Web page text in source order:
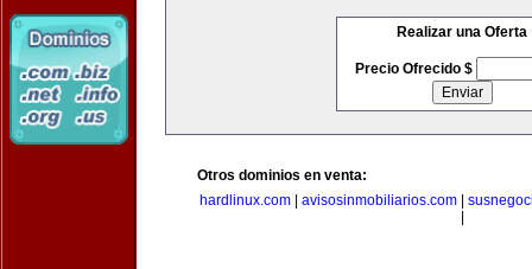
Realizar una Oferta
Precio Ofrecido $
Otros dominios en venta:
hardlinux.com
avisosinmobiliarios.com